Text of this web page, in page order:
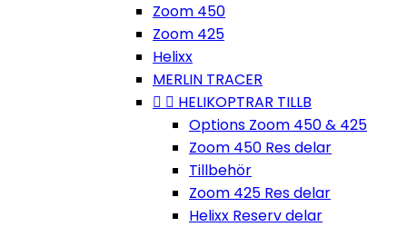
Zoom 450
Zoom 425
Helixx
MERLIN TRACER
  HELIKOPTRAR TILLB
Options Zoom 450 & 425
Zoom 450 Res delar
Tillbehör
Zoom 425 Res delar
Helixx Reserv delar